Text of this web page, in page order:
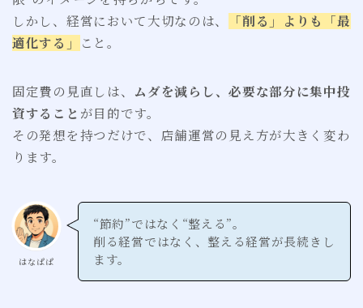
しかし、経営において大切なのは、
「削る」よりも「最
適化する」
こと。
固定費の見直しは、 ムダを減らし、必要な部分に集中投
資すること が目的です。
その発想を持つだけで、店舗運営の見え方が大きく変わ
ります。
はなぱぱ
“節約”ではなく“整える”。
削る経営ではなく、整える経営が長続きし
ます。